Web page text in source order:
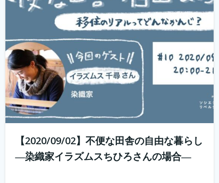
【2020/09/02】不便な田舎の自由な暮らし
―染織家イラズムスちひろさんの場合―
こんにちは！ 学校じゃない教育の仕事プロジェクトの米田